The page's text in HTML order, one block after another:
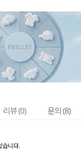
리뷰 (0) 문의 (8)
습니다.